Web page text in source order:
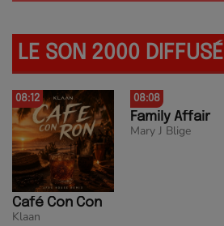
LE SON 2000 DIFFUSÉ
08:12
Café Con Con
Klaan
08:08
Family Affair
Mary J Blige